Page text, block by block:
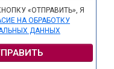
«ОТПРАВИТЬ», Я
НА ОБРАБОТКУ
ДАННЫХ